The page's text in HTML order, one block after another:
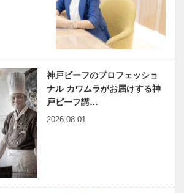
神戸ビーフのプロフェッショ
ナル カワムラがお届けする神
戸ビーフ講…
2026.08.01